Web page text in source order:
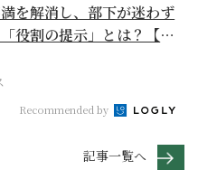
を解消し、部下が迷わず
役割の提示」とは？【ビ
Recommended by
記事一覧へ